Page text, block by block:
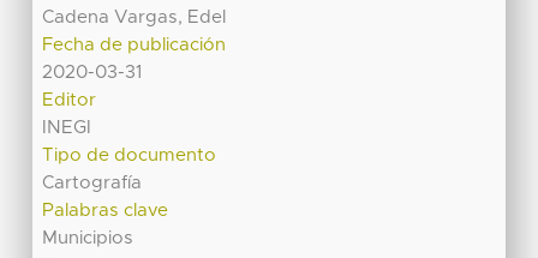
Cadena Vargas, Edel
Fecha de publicación
2020-03-31
Editor
INEGI
Tipo de documento
Cartografía
Palabras clave
Municipios